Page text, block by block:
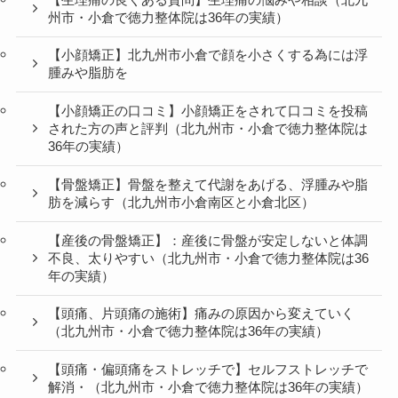
州市・小倉で徳力整体院は36年の実績）
【小顔矯正】北九州市小倉で顔を小さくする為には浮
腫みや脂肪を
【小顔矯正の口コミ】小顔矯正をされて口コミを投稿
された方の声と評判（北九州市・小倉で徳力整体院は
36年の実績）
【骨盤矯正】骨盤を整えて代謝をあげる、浮腫みや脂
肪を減らす（北九州市小倉南区と小倉北区）
【産後の骨盤矯正】：産後に骨盤が安定しないと体調
不良、太りやすい（北九州市・小倉で徳力整体院は36
年の実績）
【頭痛、片頭痛の施術】痛みの原因から変えていく
（北九州市・小倉で徳力整体院は36年の実績）
【頭痛・偏頭痛をストレッチで】セルフストレッチで
解消・（北九州市・小倉で徳力整体院は36年の実績）